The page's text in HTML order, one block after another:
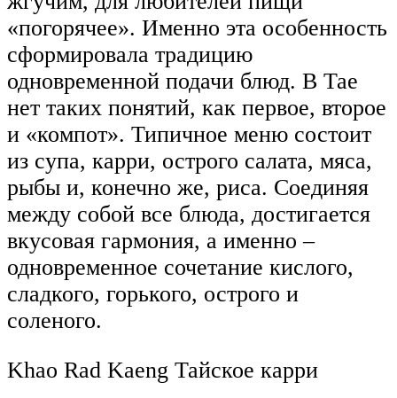
«погорячее». Именно эта особенность
сформировала традицию
одновременной подачи блюд. В Тае
нет таких понятий, как первое, второе
и «компот». Типичное меню состоит
из супа, карри, острого салата, мяса,
рыбы и, конечно же, риса. Соединяя
между собой все блюда, достигается
вкусовая гармония, а именно –
одновременное сочетание кислого,
сладкого, горького, острого и
соленого.
Khao Rad Kaeng Тайское карри